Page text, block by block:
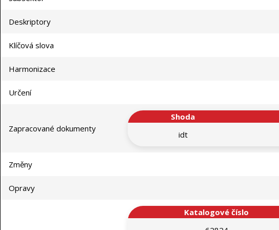
Deskriptory
Klíčová slova
Harmonizace
Určení
Zapracované dokumenty
Shoda
idt
Změny
Opravy
Katalogové číslo